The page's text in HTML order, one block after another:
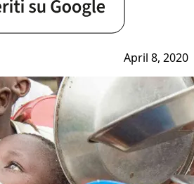
April 8, 2020